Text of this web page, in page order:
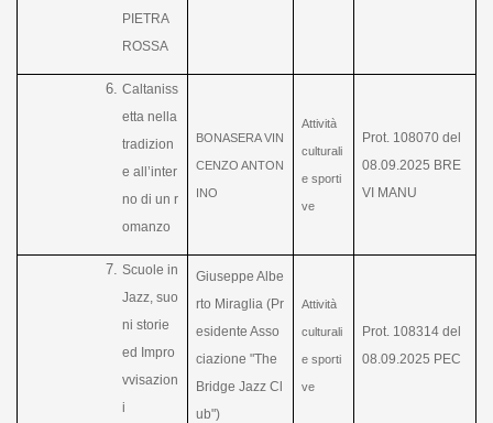
PIETRA
ROSSA
Caltaniss
etta nella
tradizion
e all’inter
no di un r
omanzo
BONASERA VIN
CENZO ANTON
INO
Attività
culturali
e sporti
ve
Prot. 108070 del
08.09.2025 BRE
VI MANU
Scuole in
Jazz, suo
ni storie
ed Impro
vvisazion
i
Giuseppe Albe
rto Miraglia (Pr
esidente Asso
ciazione "The
Bridge Jazz Cl
ub")
Attività
culturali
e sporti
ve
Prot. 108314 del
08.09.2025 PEC